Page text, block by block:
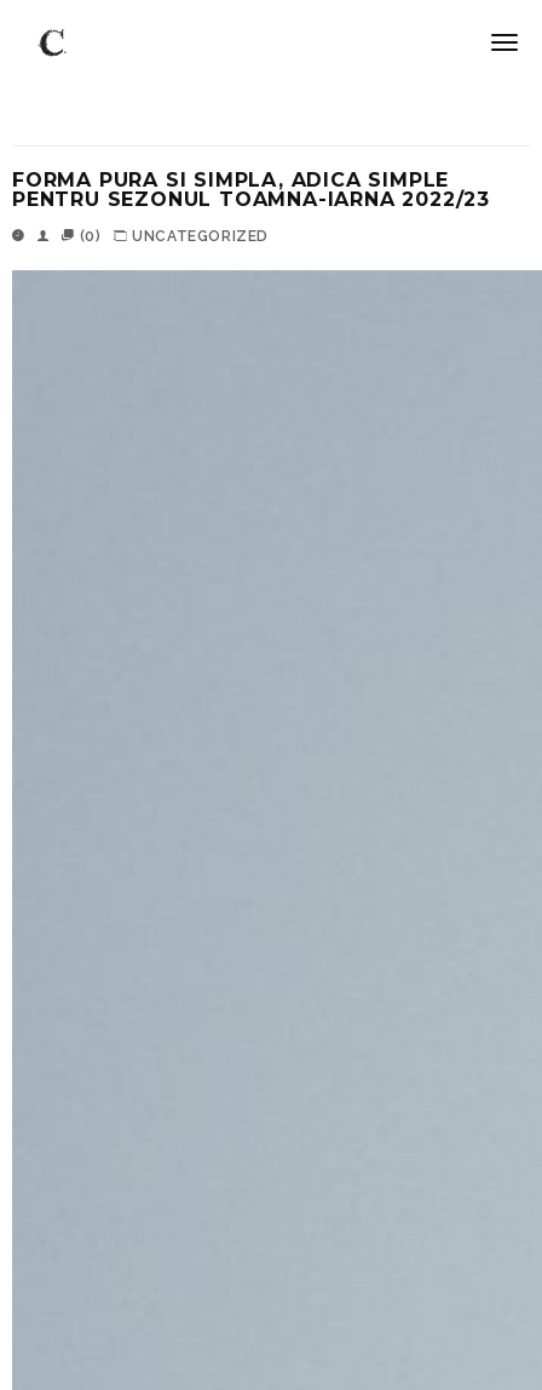
FORMA PURA SI SIMPLA, ADICA SIMPLE
PENTRU SEZONUL TOAMNA-IARNA 2022/23
(0) UNCATEGORIZED